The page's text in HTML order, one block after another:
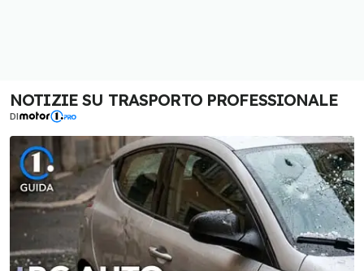
NOTIZIE SU TRASPORTO PROFESSIONALE
DI